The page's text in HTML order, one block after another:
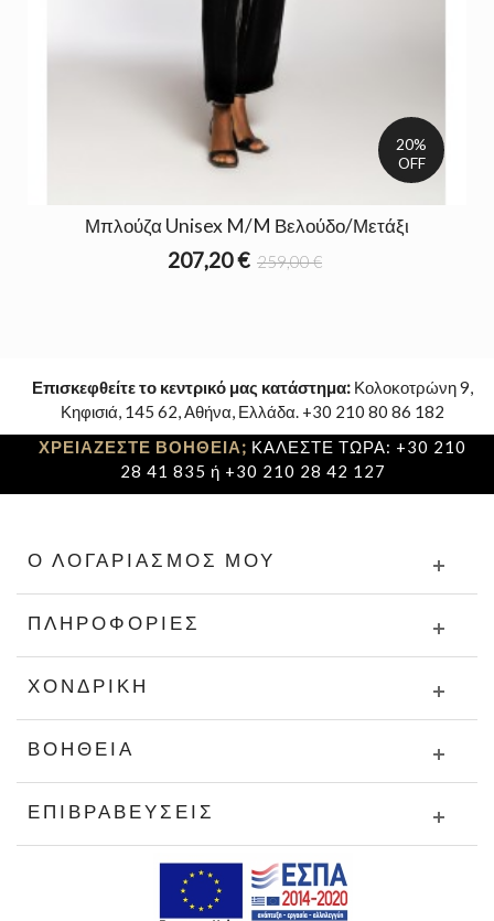
20%
OFF
Μπλούζα Unisex M/M Βελούδο/Μετάξι
207,20 € 259,00 €
Επισκεφθείτε το κεντρικό μας κατάστημα: Κολοκοτρώνη 9,
Κηφισιά, 145 62, Αθήνα, Ελλάδα. +30 210 80 86 182
ΧΡΕΙΑΖΕΣΤΕ ΒΟΗΘΕΙΑ; ΚΑΛΕΣΤΕ ΤΩΡΑ: +30 210
28 41 835 ή +30 210 28 42 127
Ο ΛΟΓΑΡΙΑΣΜΌΣ ΜΟΥ
ΠΛΗΡΟΦΟΡΊΕΣ
ΧΟΝΔΡΙΚΉ
ΒΟΉΘΕΙΑ
ΕΠΙΒΡΑΒΕΎΣΕΙΣ